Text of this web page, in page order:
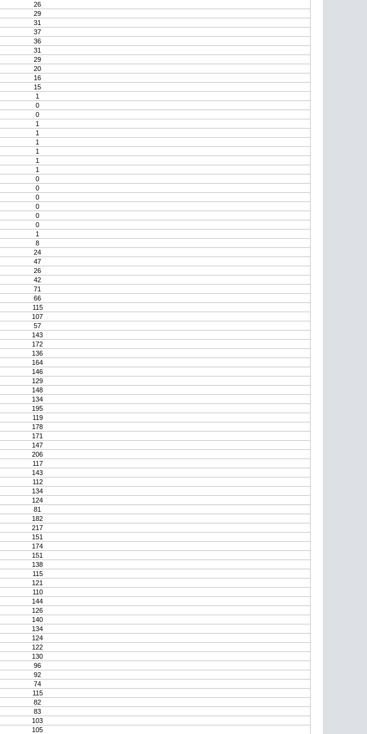
26
29
31
37
36
31
29
20
16
15
1
0
0
1
1
1
1
1
1
0
0
0
0
0
0
1
8
24
47
26
42
71
66
115
107
57
143
172
136
164
146
129
148
134
195
119
178
171
147
206
117
143
112
134
124
81
182
217
151
174
151
138
115
121
110
144
126
140
134
124
122
130
96
92
74
115
82
83
103
105